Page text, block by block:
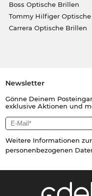
Boss Optische Brillen
Tommy Hilfiger
Carrera Optische Brillen
Newsletter
Gönne Deinem
exklusive Aktionen und
Weitere Informationen
personenbezogenen